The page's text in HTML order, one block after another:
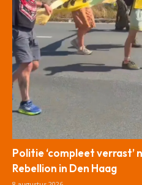
Politie ‘compleet verrast’
Rebellion in Den Haag